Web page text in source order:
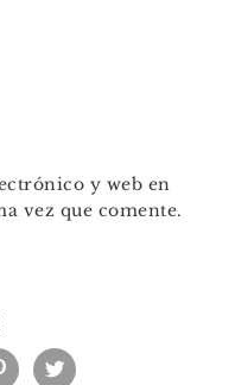
y web en
vez que comente.
